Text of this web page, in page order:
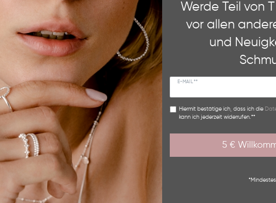
NEWSLETTER
Newsletter an und sichere Dir 5 € Willkommensbonusauf
Aktionen, News und entdecke die neusten Trends der
Weitere Informationen zu den von uns verwendeten Cookies und Deinen
und unserem
Externe Medien DHL Wunschzustellung PayPal Funktional
Alle akzeptieren Alle
Werde Teil von
vor allen
und
E-MAIL **
Hiermit bestätige ich, dass ich die
kann ich jederzeit widerrufen.**
5 €